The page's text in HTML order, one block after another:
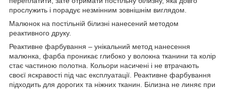
прослужить і порадує незмінним зовнішнім виглядом.
Малюнок на постільній білизні нанесений методом
реактивного друку.
Реактивне фарбування – унікальний метод нанесення
малюнка, фарба проникає глибоко у волокна тканини та колір
стає частиною полотна. Кольори насичені і не втрачають
своєї яскравості під час експлуатації. Реактивне фарбування
підходить для дорогих та ніжних тканин. Білизна не линяє при